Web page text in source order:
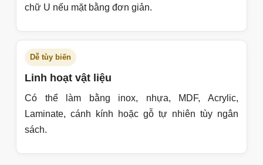
chữ U nếu mặt bằng đơn giản.
Dễ tùy biến
Linh hoạt vật liệu
Có thể làm bằng inox, nhựa, MDF, Acrylic,
Laminate, cánh kính hoặc gỗ tự nhiên tùy ngân
sách.